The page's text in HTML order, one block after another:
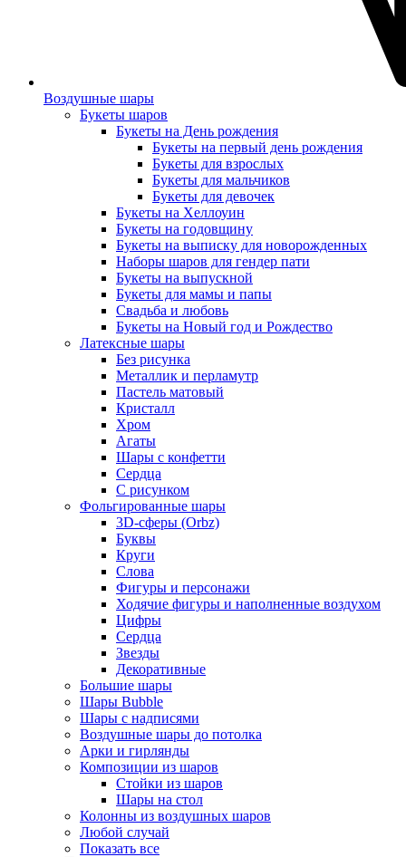
Воздушные шары
Букеты шаров
Букеты на День рождения
Букеты на первый день рождения
Букеты для взрослых
Букеты для мальчиков
Букеты для девочек
Букеты на Хеллоуин
Букеты на годовщину
Букеты на выписку для новорожденных
Наборы шаров для гендер пати
Букеты на выпускной
Букеты для мамы и папы
Свадьба и любовь
Букеты на Новый год и Рождество
Латексные шары
Без рисунка
Металлик и перламутр
Пастель матовый
Кристалл
Хром
Агаты
Шары с конфетти
Сердца
С рисунком
Фольгированные шары
3D-сферы (Orbz)
Буквы
Круги
Слова
Фигуры и персонажи
Ходячие фигуры и наполненные воздухом
Цифры
Сердца
Звезды
Декоративные
Большие шары
Шары Bubble
Шары с надписями
Воздушные шары до потолка
Арки и гирлянды
Композиции из шаров
Стойки из шаров
Шары на стол
Колонны из воздушных шаров
Любой случай
Показать все